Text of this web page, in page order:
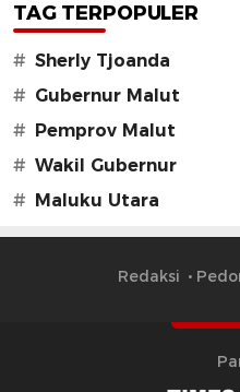
TAG TERPOPULER
# Sherly Tjoanda
# Gubernur Malut
#
Pemprov Malut
# Wakil Gubernur
#
Maluku Utara
Redaksi